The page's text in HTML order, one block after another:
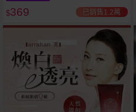
$369 已銷售1.2萬